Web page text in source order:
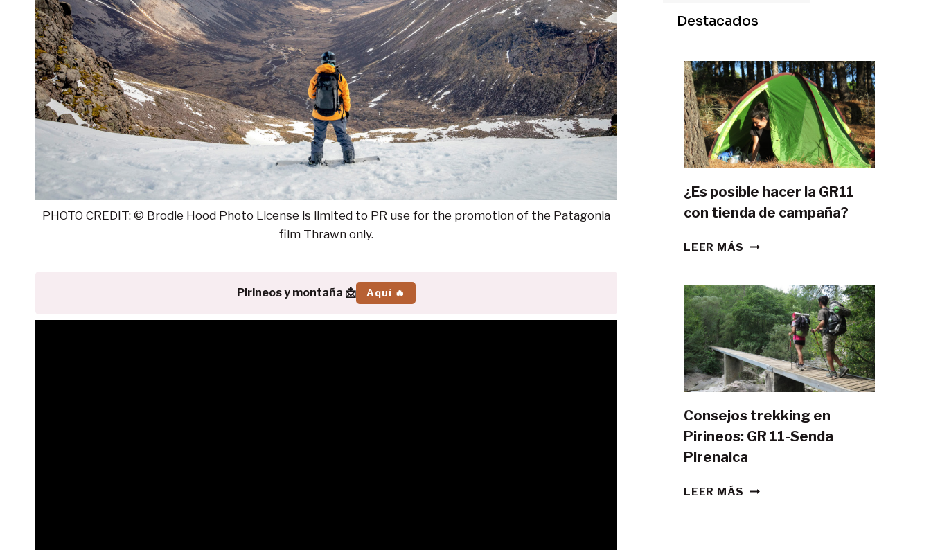
PHOTO CREDIT: © Brodie Hood Photo License is limited to PR use for the promotion of the Patagonia
film Thrawn only.
Pirineos y montaña 📩 Aquí 🔥
Destacados
¿Es posible hacer la GR11
con tienda de campaña?
LEER MÁS ¿ES
LA
GR11
CON
TIENDA
DE
CAMPAÑA?
Consejos trekking en
Pirineos: GR 11-Senda
Pirenaica
LEER MÁS CONSEJOS